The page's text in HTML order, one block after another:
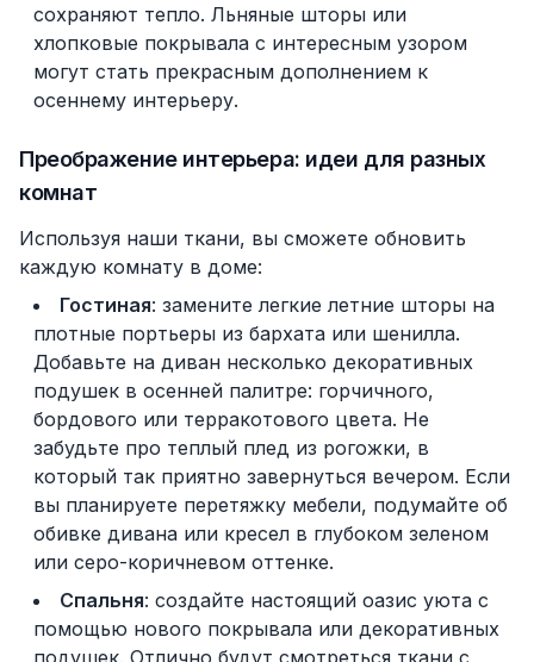
сохраняют тепло. Льняные шторы или
хлопковые покрывала с интересным узором
могут стать прекрасным дополнением к
осеннему интерьеру.
Преображение интерьера: идеи для разных
комнат
Используя наши ткани, вы сможете обновить
каждую комнату в доме:
Гостиная: замените легкие летние шторы на
плотные портьеры из бархата или шенилла.
Добавьте на диван несколько декоративных
подушек в осенней палитре: горчичного,
бордового или терракотового цвета. Не
забудьте про теплый плед из рогожки, в
который так приятно завернуться вечером. Если
вы планируете перетяжку мебели, подумайте об
обивке дивана или кресел в глубоком зеленом
или серо-коричневом оттенке.
Спальня: создайте настоящий оазис уюта с
помощью нового покрывала или декоративных
подушек. Отлично будут смотреться ткани с